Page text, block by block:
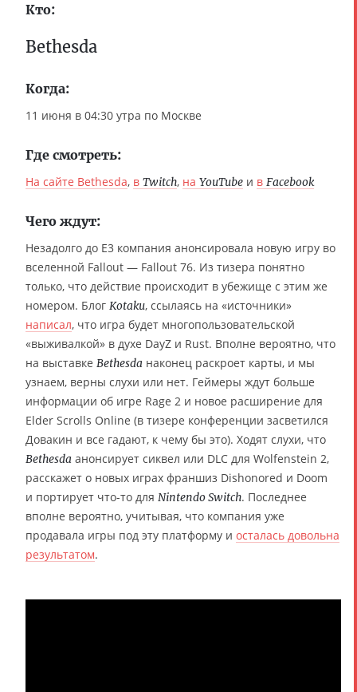
Кто:
Bethesda
Когда:
11 июня в 04:30 утра по Москве
Где смотреть:
На сайте Bethesda, в Twitch, на YouTube и в Facebook
Чего ждут:
Незадолго до E3 компания анонсировала новую игру во
вселенной Fallout — Fallout 76. Из тизера понятно
только, что действие происходит в убежище с этим же
номером. Блог Kotaku, ссылаясь на «источники»
написал, что игра будет многопользовательской
«выживалкой» в духе DayZ и Rust. Вполне вероятно, что
на выставке Bethesda наконец раскроет карты, и мы
узнаем, верны слухи или нет. Геймеры ждут больше
информации об игре Rage 2 и новое расширение для
Elder Scrolls Online (в тизере конференции засветился
Довакин и все гадают, к чему бы это). Ходят слухи, что
Bethesda анонсирует сиквел или DLC для Wolfenstein 2,
расскажет о новых играх франшиз Dishonored и Doom
и портирует что-то для Nintendo Switch. Последнее
вполне вероятно, учитывая, что компания уже
продавала игры под эту платформу и осталась довольна
результатом.